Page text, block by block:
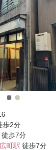
歩2分
徒歩7分
町駅 徒歩7分